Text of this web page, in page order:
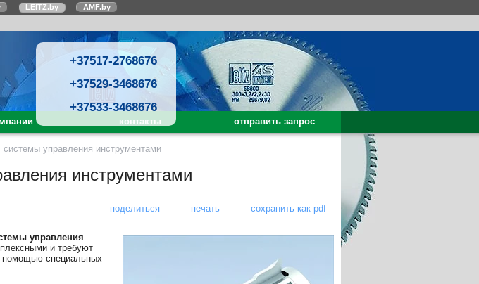
LEITZ.by AMF.by
+37517-2768676
+37529-3468676
+37533-3468676
контакты отправить запрос
системы управления инструментами
инструментами
поделиться печать сохранить как pdf
управления
и требуют
помощью специальных